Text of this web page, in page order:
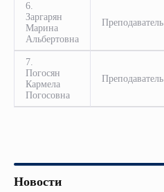
6.
Заргарян
Марина
Альбертовна
Преподаватель
7.
Погосян
Кармела
Погосовна
Преподаватель
Новости